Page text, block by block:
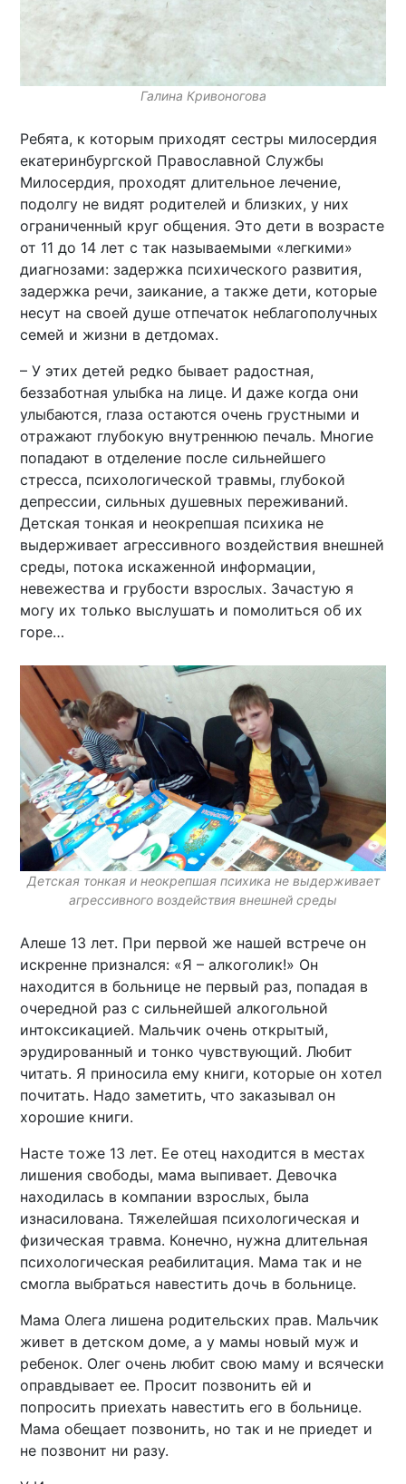
Галина Кривоногова
Ребята, к которым приходят сестры милосердия
екатеринбургской Православной Службы
Милосердия, проходят длительное лечение,
подолгу не видят родителей и близких, у них
ограниченный круг общения. Это дети в возрасте
от 11 до 14 лет с так называемыми «легкими»
диагнозами: задержка психического развития,
задержка речи, заикание, а также дети, которые
несут на своей душе отпечаток неблагополучных
семей и жизни в детдомах.
– У этих детей редко бывает радостная,
беззаботная улыбка на лице. И даже когда они
улыбаются, глаза остаются очень грустными и
отражают глубокую внутреннюю печаль. Многие
попадают в отделение после сильнейшего
стресса, психологической травмы, глубокой
депрессии, сильных душевных переживаний.
Детская тонкая и неокрепшая психика не
выдерживает агрессивного воздействия внешней
среды, потока искаженной информации,
невежества и грубости взрослых. Зачастую я
могу их только выслушать и помолиться об их
горе…
Детская тонкая и неокрепшая психика не выдерживает
агрессивного воздействия внешней среды
Алеше 13 лет. При первой же нашей встрече он
искренне признался: «Я – алкоголик!» Он
находится в больнице не первый раз, попадая в
очередной раз с сильнейшей алкогольной
интоксикацией. Мальчик очень открытый,
эрудированный и тонко чувствующий. Любит
читать. Я приносила ему книги, которые он хотел
почитать. Надо заметить, что заказывал он
хорошие книги.
Насте тоже 13 лет. Ее отец находится в местах
лишения свободы, мама выпивает. Девочка
находилась в компании взрослых, была
изнасилована. Тяжелейшая психологическая и
физическая травма. Конечно, нужна длительная
психологическая реабилитация. Мама так и не
смогла выбраться навестить дочь в больнице.
Мама Олега лишена родительских прав. Мальчик
живет в детском доме, а у мамы новый муж и
ребенок. Олег очень любит свою маму и всячески
оправдывает ее. Просит позвонить ей и
попросить приехать навестить его в больнице.
Мама обещает позвонить, но так и не приедет и
не позвонит ни разу.